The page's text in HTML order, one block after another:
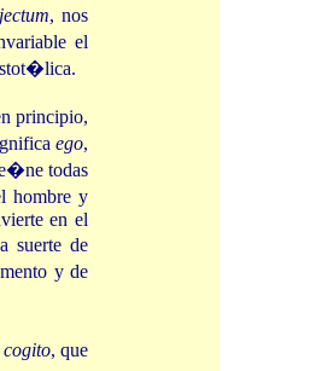
, nos
el
principio,
ego,
todas
hombre y
en el
suerte de
y de
cogito, que